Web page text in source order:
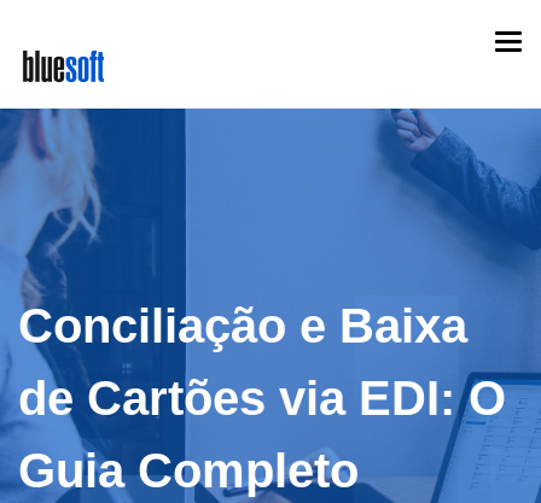
main
content
Conciliação e Baixa
de Cartões via EDI: O
Guia Completo